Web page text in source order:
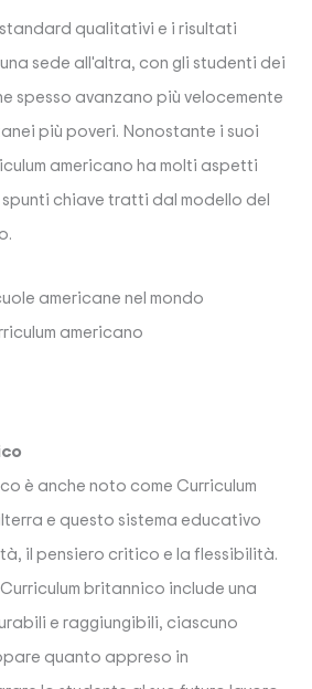
qualitativi e i risultati
sede all'altra, con gli studenti dei
spesso avanzano più velocemente
più poveri. Nonostante i suoi
americano ha molti aspetti
chiave tratti dal modello del
americane nel mondo
americano
è anche noto come Curriculum
e questo sistema educativo
il pensiero critico e la flessibilità.
britannico include una
e raggiungibili, ciascuno
quanto appreso in